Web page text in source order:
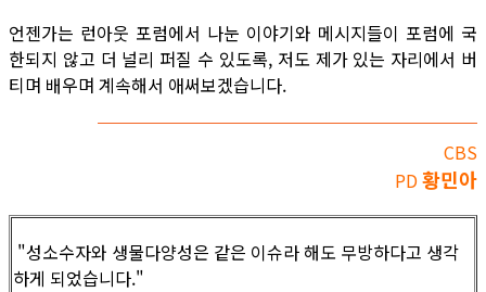
언젠가는 런아웃 포럼에서 나눈 이야기와 메시지들이 포럼에 국
한되지 않고 더 널리 퍼질 수 있도록, 저도 제가 있는 자리에서 버
티며 배우며 계속해서 애써보겠습니다.
CBS
PD황민아
"성소수자와 생물다양성은 같은 이슈라 해도 무방하다고 생각
하게 되었습니다."